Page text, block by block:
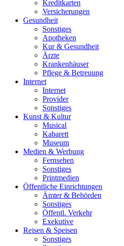
Kreditkarten
Versicherungen
Gesundheit
Sonstiges
Apotheken
Kur & Gesundheit
Ärzte
Krankenhäuser
Pflege & Betreuung
Internet
Internet
Provider
Sonstiges
Kunst & Kultur
Musical
Kabarett
Museum
Medien & Werbung
Fernsehen
Sonstiges
Printmedien
Öffentliche Einrichtungen
Ämter & Behörden
Sonstiges
Öffentl. Verkehr
Exekutive
Reisen & Speisen
Sonstiges